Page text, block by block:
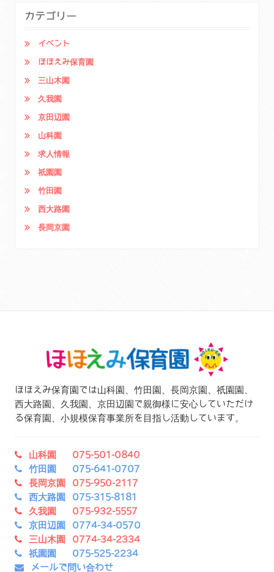
カテゴリー
イベント
ほほえみ保育園
三山木園
久我園
京田辺園
山科園
求人情報
祇園園
竹田園
西大路園
長岡京園
ほほえみ保育園では山科園、竹田園、長岡京園、祇園園、
西大路園、久我園、京田辺園で親御様に安心していただけ
る保育園、小規模保育事業所を目指し活動しています。
山科園 075-501-0840
竹田園 075-641-0707
長岡京園 075-950-2117
西大路園 075-315-8181
久我園 075-932-5557
京田辺園 0774-34-0570
三山木園 0774-34-2334
祇園園 075-525-2234
メールで問い合わせ